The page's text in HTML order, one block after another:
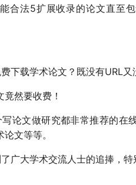
合法5扩展收录的论文直至
下载学术论文？既没有URL又
然要收费！
论文做研究都非常推荐的在
文等等。
广大学术交流人士的追捧，特